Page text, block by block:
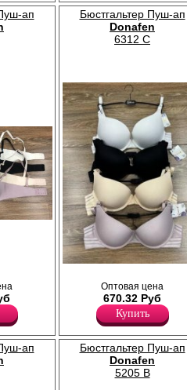
Тактель (хлопок) 55%
ап
Бюстгальтер Пуш-ап
Donafen
6312 C
чашками и Push-Up эффектом. Бретели
регулируются по длине, съемные.
Лайкра 10%
Полиамид 55%
Хлопок 35%
Оптовая цена
670.32 Руб
Купить
ап
Бюстгальтер Пуш-ап
Donafen
5205 B